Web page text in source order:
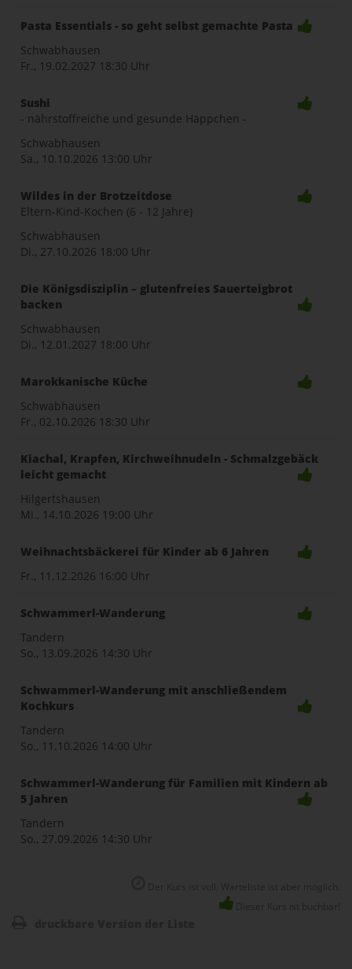
Pasta Essentials - so geht selbst gemachte Pasta
Schwabhausen
Fr., 19.02.2027 18:30 Uhr
Sushi
- nährstoffreiche und gesunde Häppchen -
Schwabhausen
Sa., 10.10.2026 13:00 Uhr
Wildes in der Brotzeitdose
Eltern-Kind-Kochen (6 - 12 Jahre)
Schwabhausen
Di., 27.10.2026 18:00 Uhr
Die Königsdisziplin – glutenfreies Sauerteigbrot
backen
Schwabhausen
Di., 12.01.2027 18:00 Uhr
Marokkanische Küche
Schwabhausen
Fr., 02.10.2026 18:30 Uhr
Kiachal, Krapfen, Kirchweihnudeln - Schmalzgebäck
leicht gemacht
Hilgertshausen
Mi., 14.10.2026 19:00 Uhr
Weihnachtsbäckerei für Kinder ab 6 Jahren
Fr., 11.12.2026 16:00 Uhr
Schwammerl-Wanderung
Tandern
So., 13.09.2026 14:30 Uhr
Schwammerl-Wanderung mit anschließendem
Kochkurs
Tandern
So., 11.10.2026 14:00 Uhr
Schwammerl-Wanderung für Familien mit Kindern ab
5 Jahren
Tandern
So., 27.09.2026 14:30 Uhr